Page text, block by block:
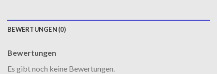
BEWERTUNGEN (0)
Bewertungen
Es gibt noch keine Bewertungen.